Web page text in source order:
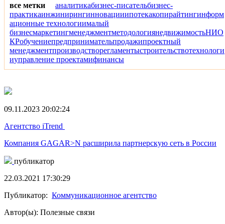
все метки аналитикабизнес-писательбизнес-
практикаинжинирингинновацииипотекакопирайтингинформ
ационные технологиималый
бизнесмаркетингменеджментметодологиянедвижимостьНИО
КРобучениепредпринимательпродажипроектный
менеджментпроизводстворегламентыстроительствотехнологи
иуправление проектамифинансы
09.11.2023 20:02:24
Агентство iTrend
Компания GAGAR>N расширила партнерскую сеть в России
публикатор
22.03.2021 17:30:29
Публикатор: Коммуникационное агентство
Автор(ы): Полезные связи